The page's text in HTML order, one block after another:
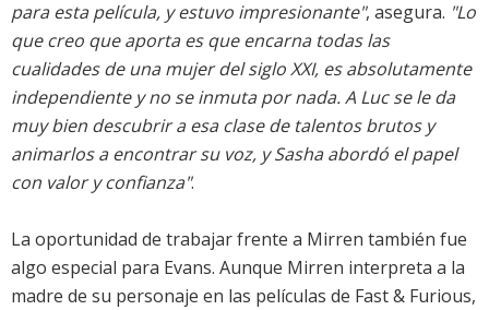
para esta película, y estuvo impresionante", asegura. "Lo
que creo que aporta es que encarna todas las
cualidades de una mujer del siglo XXI, es absolutamente
independiente y no se inmuta por nada. A Luc se le da
muy bien descubrir a esa clase de talentos brutos y
animarlos a encontrar su voz, y Sasha abordó el papel
con valor y confianza".
La oportunidad de trabajar frente a Mirren también fue
algo especial para Evans. Aunque Mirren interpreta a la
madre de su personaje en las películas de Fast & Furious,